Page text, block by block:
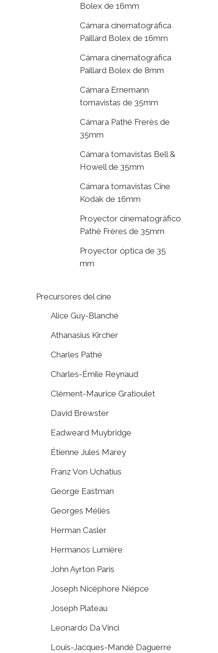
Bolex de 16mm
Cámara cinematográfica
Paillard Bolex de 16mm
Cámara cinematográfica
Paillard Bolex de 8mm
Cámara Ernemann
tomavistas de 35mm
Cámara Pathé Frerès de
35mm
Cámara tomavistas Bell &
Howell de 35mm
Cámara tomavistas Cine
Kodak de 16mm
Proyector cinematográfico
Pathé Frères de 35mm
Proyector óptica de 35
mm
Precursores del cine
Alice Guy-Blanché
Athanasius Kircher
Charles Pathé
Charles-Émile Reynaud
Clément-Maurice Gratioulet
David Brewster
Eadweard Muybridge
Étienne Jules Marey
Franz Von Uchatius
George Eastman
Georges Méliès
Herman Casler
Hermanos Lumière
John Ayrton Paris
Joseph Nicéphore Niépce
Joseph Plateau
Leonardo Da Vinci
Louis-Jacques-Mandé Daguerre